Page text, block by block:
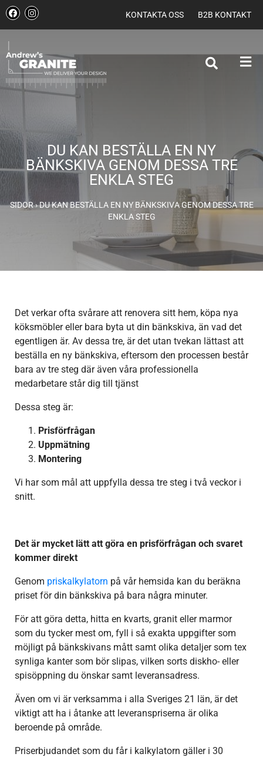
KONTAKTA OSS B2B KONTAKT
DU KAN BESTÄLLA EN NY
BÄNKSKIVA GENOM DESSA TRE
ENKLA STEG
SIDOR›DU KAN BESTÄLLA EN NY BÄNKSKIVA GENOM DESSA TRE
ENKLA STEG
Det verkar ofta svårare att renovera sitt hem, köpa nya
köksmöbler eller bara byta ut din bänkskiva, än vad det
egentligen är. Av dessa tre, är det utan tvekan lättast att
beställa en ny bänkskiva, eftersom den processen består
bara av tre steg där även våra professionella
medarbetare står dig till tjänst
Dessa steg är:
Prisförfrågan
Uppmätning
Montering
Vi har som mål att uppfylla dessa tre steg i två veckor i
snitt.
Det är mycket lätt att göra en prisförfrågan och svaret
kommer direkt
Genom priskalkylatorn på vår hemsida kan du beräkna
priset för din bänkskiva på bara några minuter.
För att göra detta, hitta en kvarts, granit eller marmor
som du tycker mest om, fyll i så exakta uppgifter som
möjligt på bänkskivans mått samt olika detaljer som tex
synliga kanter som bör slipas, vilken sorts diskho- eller
spisöppning du önskar samt leveransadress.
Även om vi är verksamma i alla Sveriges 21 län, är det
viktigt att ha i åtanke att leveranspriserna är olika
beroende på område.
Priserbjudandet som du får i kalkylatorn gäller i 30